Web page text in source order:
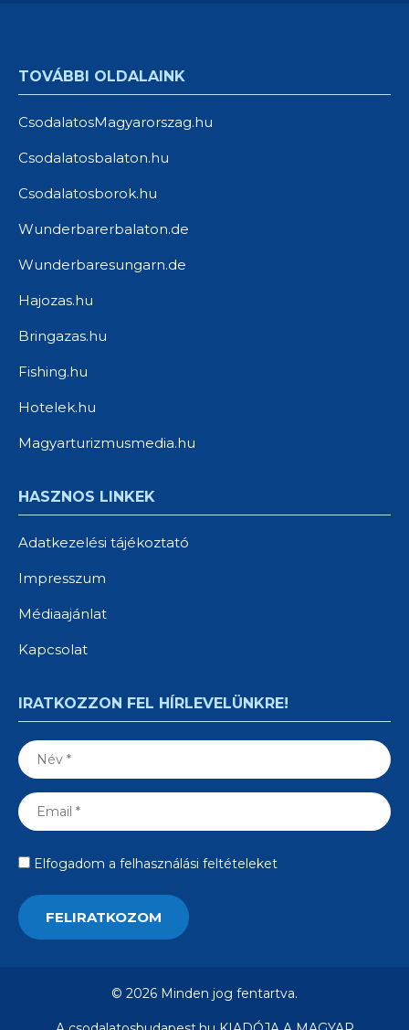
TOVÁBBI OLDALAINK
CsodalatosMagyarorszag.hu
Csodalatosbalaton.hu
Csodalatosborok.hu
Wunderbarerbalaton.de
Wunderbaresungarn.de
Hajozas.hu
Bringazas.hu
Fishing.hu
Hotelek.hu
Magyarturizmusmedia.hu
HASZNOS LINKEK
Adatkezelési tájékoztató
Impresszum
Médiaajánlat
Kapcsolat
IRATKOZZON FEL HÍRLEVELÜNKRE!
Elfogadom a felhasználási feltételeket
© 2026 Minden jog fentartva.